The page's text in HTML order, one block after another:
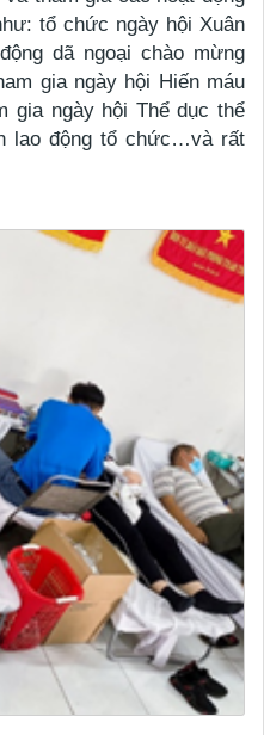
tổ chức ngày hội Xuân
dã ngoại chào mừng
gia ngày hội Hiến máu
gia ngày hội Thể dục thể
lao động tổ chức…và rất